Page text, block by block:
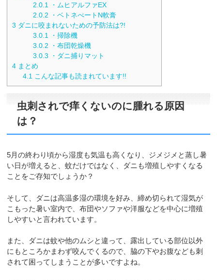
2.0.1
・ムヒアルファEX
2.0.2 ・ベトネべートN軟膏
3 ダニに咬まれないための予防法は?!
3.0.1
・掃除機
3.0.2 ・布団乾燥機
3.0.3 ・ダニ捕りマット
4 まとめ
4.1 こんな記事も読まれています!!
虫刺されで痒くないのに腫れる原因
は？
5月の終わり頃から湿度も気温も高くなり、ジメジメと蒸し暑
い日が増えると、蚊だけではなく、ダニも増殖しやすくなる
ことをご存知でしょうか？
そして、ダニは高温多湿の環境を好み、締め切られて湿気が
こもった暑い室内で、布団やソファや洋服などを中心に増殖
しやすいと言われています。
また、ダニは蚊や他のムシと違って、露出している部位以外
にもところかまわず咬んでくるので、脇の下やお腹なども刺
されて困ってしまうことが多いですよね。